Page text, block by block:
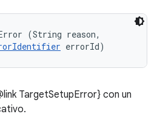
(String reason,
errorId)
TargetSetupError} con un